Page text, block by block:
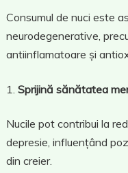
Consumul de nuci este
neurodegenerative,
antiinflamatoare și
Sprijină sănătatea
Nucile pot contribui la
depresie, influențând
din creier.